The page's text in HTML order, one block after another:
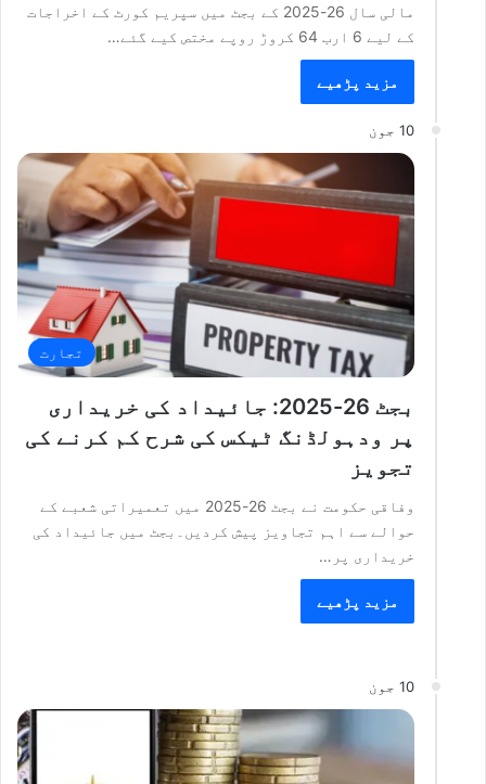
مالی سال 26-2025 کے بجٹ میں سپریم کورٹ کے اخراجات
کے لیے 6 ارب 64 کروڑ روپے مختص کیے گئے…
مزید پڑھیے
10 جون
تجارت
بجٹ 26-2025: جائیداد کی خریداری
پر ودہولڈنگ ٹیکس کی شرح کم کرنے کی
تجویز
وفاقی حکومت نے بجٹ 26-2025 میں تعمیراتی شعبے کے
حوالے سے اہم تجاویز پیش کردیں۔بجٹ میں جائیداد کی
خریداری پر…
مزید پڑھیے
10 جون